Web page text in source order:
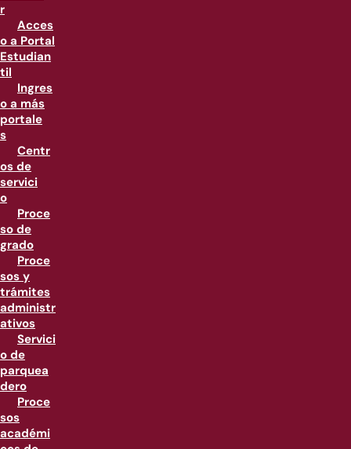
r
Acces
o a Portal
Estudian
til
Ingres
o a más
portale
s
Centr
os de
servici
o
Proce
so de
grado
Proce
sos y
trámites
administr
ativos
Servici
o de
parquea
dero
Proce
sos
académi